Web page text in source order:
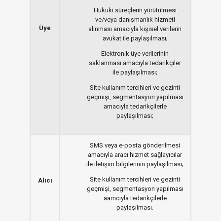
Üye
Hukuki süreçlerin yürütülmesi
ve/veya danışmanlık hizmeti
alınması amacıyla kişisel verilerin
avukat ile paylaşılması;
Elektronik üye verilerinin
saklanması amacıyla tedarikçiler
ile paylaşılması;
Site kullanım tercihleri ve gezinti
geçmişi, segmentasyon yapılması
amacıyla tedarikçilerle
paylaşılması;
Alıcı
SMS veya e-posta gönderilmesi
amacıyla aracı hizmet sağlayıcılar
ile iletişim bilgilerinin paylaşılması;
Site kullanım tercihleri ve gezinti
geçmişi, segmentasyon yapılması
aamcıyla tedarikçilerle
paylaşılması.